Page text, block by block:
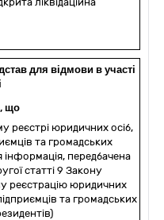
для відмови в участі
що
реєстрі юридичних осіб,
та громадських
передбачена
статті 9 Закону
реєстрацію юридичних
та громадських